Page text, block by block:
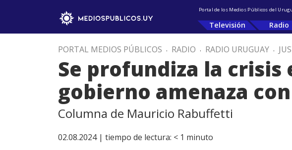
Portal de los Medios Públicos del
Televisión Radio
PORTAL MEDIOS PÚBLICOS . RADIO . RADIO URUGUAY .
Se profundiza la
gobierno amenaza
Columna de Mauricio Rabuffetti
02.08.2024 | tiempo de lectura: < 1 minuto